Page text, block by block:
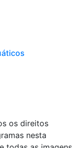
os direitos
nesta